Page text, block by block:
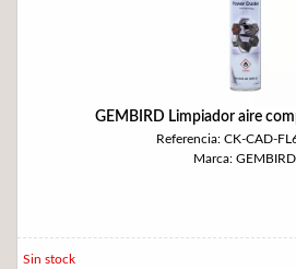
GEMBIRD Limpiador aire
Referencia: CK-CAD-
Marca: GEMBIRD
Sin stock